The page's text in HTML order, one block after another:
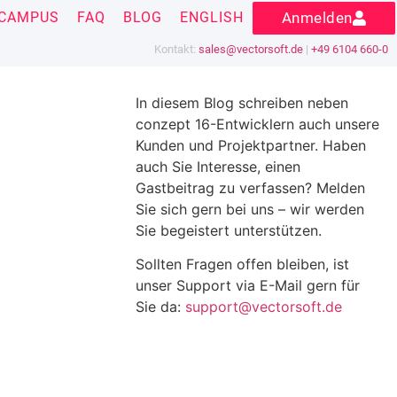
Kontakt: sales@vectorsoft.de | +49 6104 660-0
FAQ BLOG ENGLISH Anmelden
In diesem Blog schreiben neben
conzept 16-Entwicklern auch unsere
Kunden und Projektpartner. Haben
auch Sie Interesse, einen
Gastbeitrag zu verfassen? Melden
Sie sich gern bei uns – wir werden
Sie begeistert unterstützen.
Sollten Fragen offen bleiben, ist
unser Support via E-Mail gern für
Sie da: support@vectorsoft.de